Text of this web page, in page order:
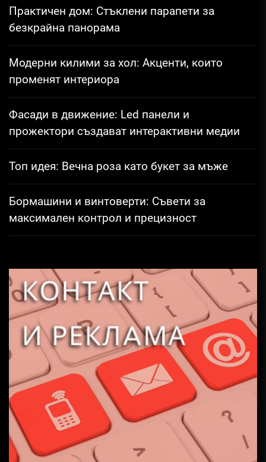
Практичен дом: Стъклени парапети за
безкрайна панорама
Модерни килими за хол: Акценти, които
променят интериора
Фасади в движение: Led панели и
прожектори създават интерактивни медии
Топ идея: Вечна роза като букет за мъже
Бормашини и винтоверти: Съвети за
максимален контрол и прецизност